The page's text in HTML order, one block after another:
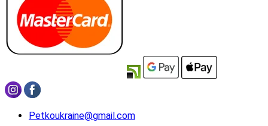
Petkoukraine@gmail.com